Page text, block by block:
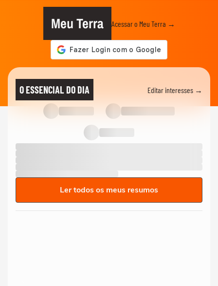
Meu Terra Acessar o Meu Terra →
O ESSENCIAL DO DIA Editar interesses →
Ler todos os meus resumos